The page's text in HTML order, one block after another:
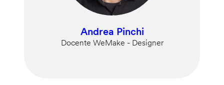
Andrea Pinchi
Docente WeMake - Designer